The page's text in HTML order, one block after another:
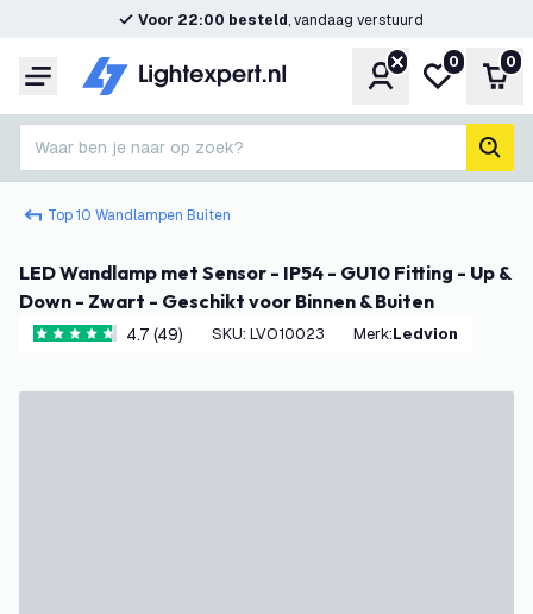
Voor 22:00 besteld, vandaag verstuurd
Menu Account
Mijn
0 0
Waar ben je naar op zoek?
Top 10 Wandlampen Buiten
LED Wandlamp met Sensor - IP54 - GU10 Fitting - Up &
Down - Zwart - Geschikt voor Binnen & Buiten
4.7 score sterren
4.7 (49) SKU: LVO10023 Merk: Ledvion